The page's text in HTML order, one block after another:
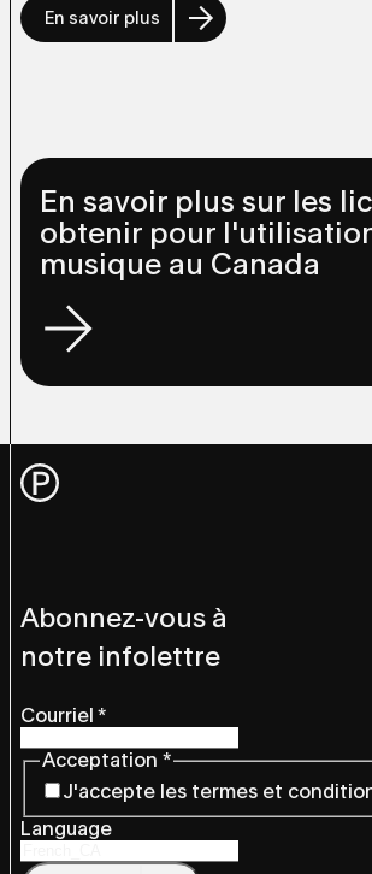
En savoir plus
En savoir plus sur les
obtenir pour
musique au Canada
Abonnez-vous à
notre infolettre
Courriel *
Acceptation *
J'accepte les termes et
Language